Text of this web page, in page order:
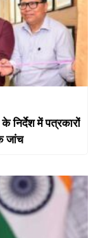
में पत्रकारों
जांच